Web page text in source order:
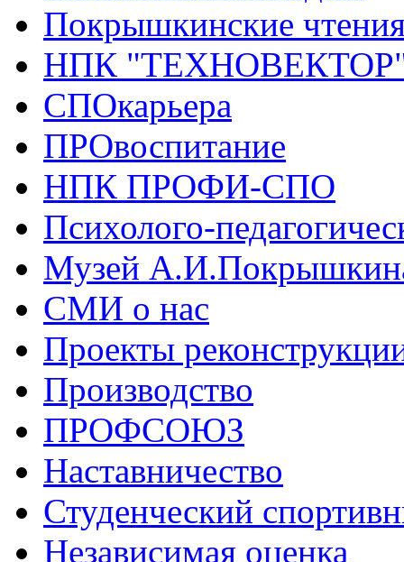
Покрышкинские
НПК
СПОкарьера
ПРОвоспитание
НПК ПРОФИ-СПО
Психолого-
Музей
СМИ о нас
Проекты
Производство
ПРОФСОЮЗ
Наставничество
Студенческий
Независимая оценка